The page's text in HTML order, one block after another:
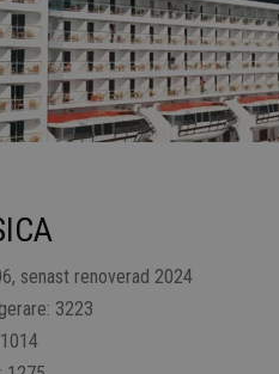
senast renoverad 2024
3223